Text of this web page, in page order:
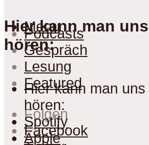
Menu
Hier kann man
hören:
Hier kann man uns
hören:
Spotify
Apple
Podcasts
Gespräch
Lesung
Featured
Folgen
Facebook